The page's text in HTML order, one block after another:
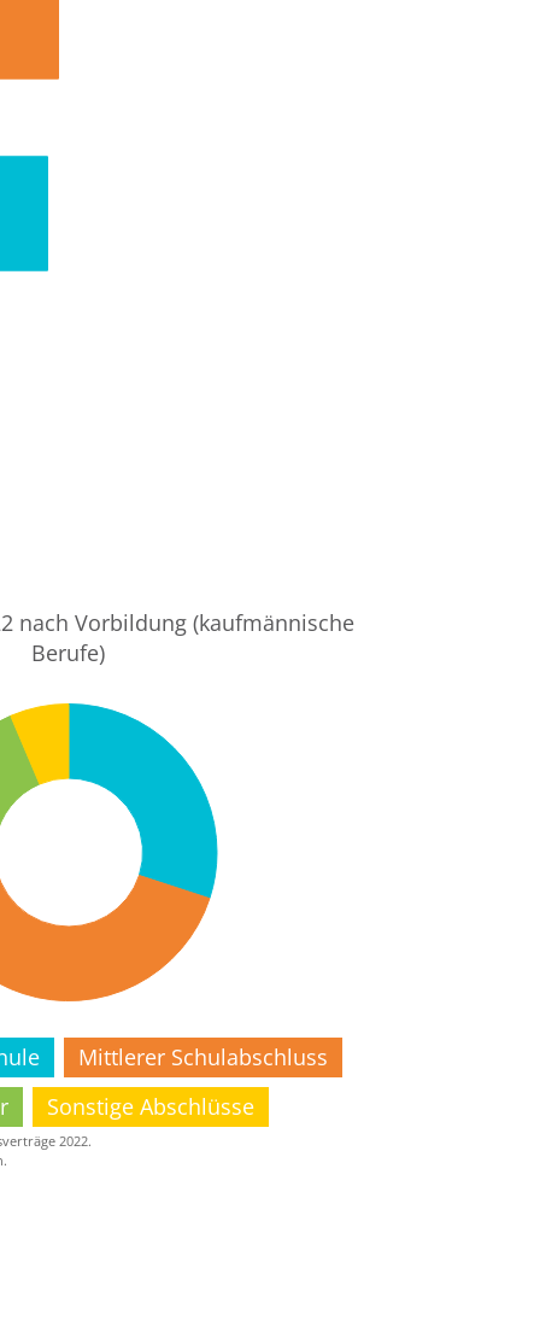
nach Vorbildung (kaufmännische
Berufe)
Mittlerer Schulabschluss
Sonstige Abschlüsse
2022.